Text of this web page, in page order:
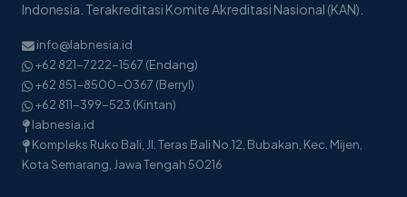
Indonesia. Terakreditasi Komite Akreditasi Nasional (KAN).
info@labnesia.id
+62 821-7222-1567 (Endang)
+62 851-8500-0367 (Berryl)
+62 811-399-523 (Kintan)
labnesia.id
Kompleks Ruko Bali, Jl. Teras Bali No.12, Bubakan, Kec. Mijen,
Kota Semarang, Jawa Tengah 50216